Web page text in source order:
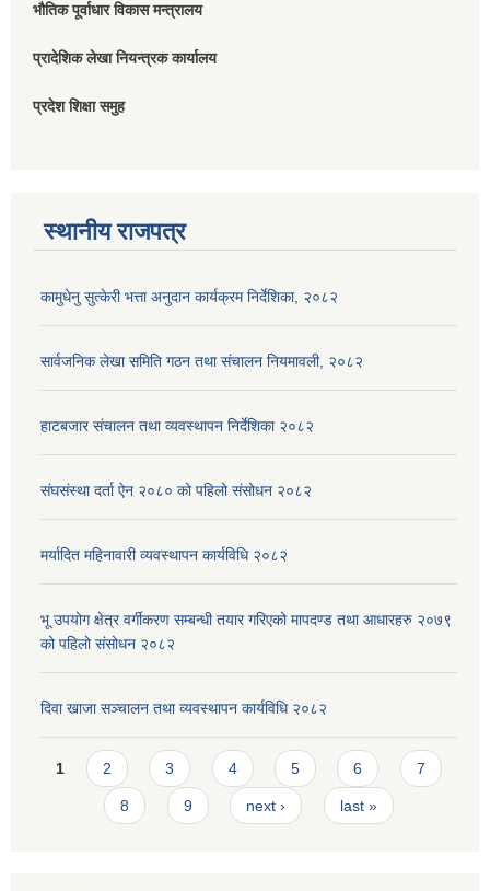
भौतिक पूर्वाधार विकास मन्त्रालय
प्रादेशिक लेखा नियन्त्रक कार्यालय
प्रदेश शिक्षा समुह
स्थानीय राजपत्र
कामुधेनु सुत्केरी भत्ता अनुदान कार्यक्रम निर्देशिका, २०८२
सार्वजनिक लेखा समिति गठन तथा संचालन नियमावली, २०८२
हाटबजार संचालन तथा व्यवस्थापन निर्देशिका २०८२
संघसंस्था दर्ता ऐन २०८० को पहिलो संसोधन २०८२
मर्यादित महिनावारी व्यवस्थापन कार्यविधि २०८२
भू उपयोग क्षेत्र वर्गीकरण सम्बन्धी तयार गरिएको मापदण्ड तथा आधारहरु २०७९
को पहिलो संसोधन २०८२
दिवा खाजा सञ्चालन तथा व्यवस्थापन कार्यविधि २०८२
Pages
1 2 3 4 5 6 7
8 9 next › last »